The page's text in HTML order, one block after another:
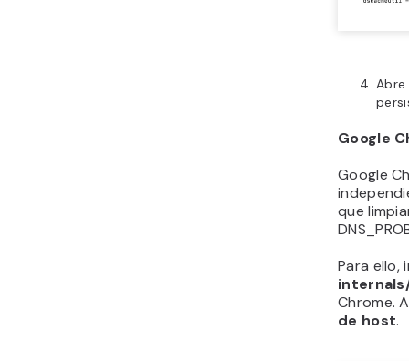
Google
Google
que
Para
Chrome.
de host.